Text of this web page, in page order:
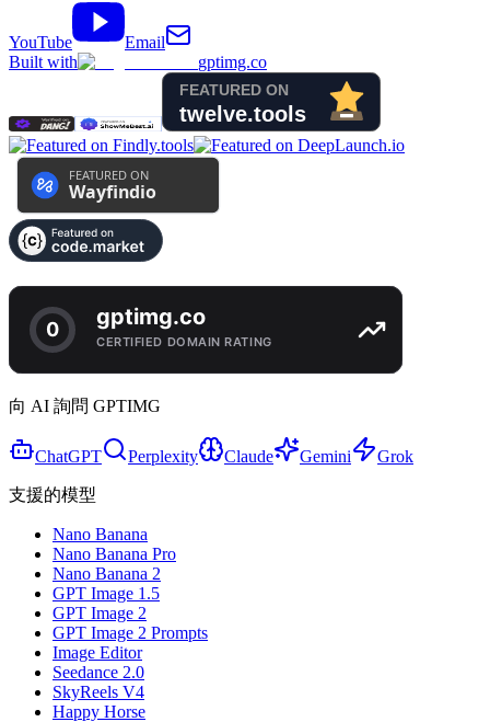
YouTube
Email
Built with
gptimg.co
向 AI 詢問 GPTIMG
ChatGPT Perplexity Claude Gemini Grok
支援的模型
Nano Banana
Nano Banana Pro
Nano Banana 2
GPT Image 1.5
GPT Image 2
GPT Image 2 Prompts
Image Editor
Seedance 2.0
SkyReels V4
Happy Horse